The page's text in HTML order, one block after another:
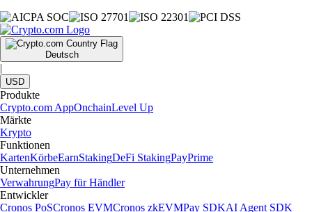
Deutsch
|
USD
Produkte
Crypto.com AppOnchainLevel Up
Märkte
Krypto
Funktionen
KartenKörbeEarnStakingDeFi StakingPayPrime
Unternehmen
VerwahrungPay für Händler
Entwickler
Cronos PoSCronos EVMCronos zkEVMPay SDKAI Agent SDK